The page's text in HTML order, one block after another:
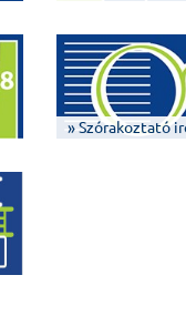
» Szórakoztató